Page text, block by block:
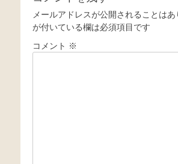
ゲ
ー
シ
メールアドレスが公開されることはあ
が付いている欄は必須項目です
コメント ※